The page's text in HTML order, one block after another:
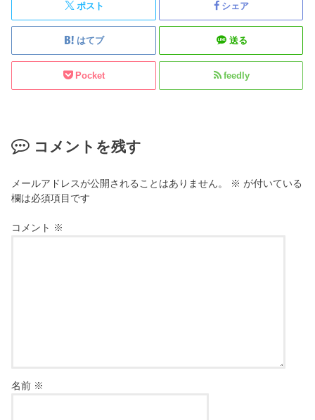
ポスト シェア
はてブ 送る
Pocket feedly
コメントを残す
メールアドレスが公開されることはありません。 ※ が付いている
欄は必須項目です
コメント ※
名前 ※